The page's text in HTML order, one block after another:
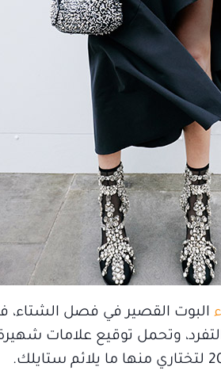
البوت القصير في فصل الشتاء،
وتحمل توقيع علامات